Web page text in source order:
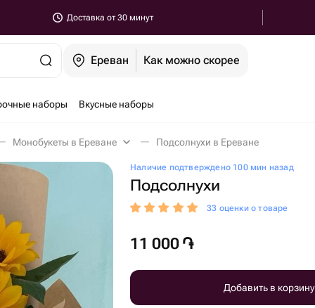
Доставка от 30 минут
Ереван Как можно скорее
наборы Вкусные наборы
Монобукеты в Ереване Подсолнухи в Ереване
Наличие подтверждено 100 мин назад
Подсолнухи
33 оценки о товаре
11 000 ֏
Добавить в корзину